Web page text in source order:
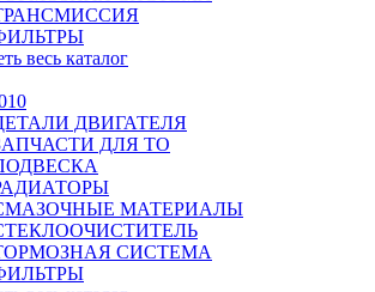
весь каталог
ДВИГАТЕЛЯ
ДЛЯ ТО
МАТЕРИАЛЫ
СИСТЕМА